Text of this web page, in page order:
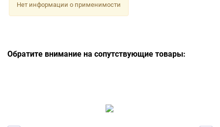
Нет информации о применимости
Обратите внимание на сопутствующие товары: